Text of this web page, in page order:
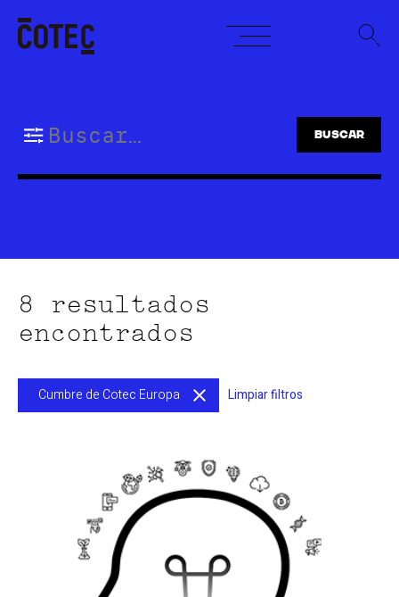
content
8 resultados
encontrados
Cumbre de Cotec Europa Limpiar filtros